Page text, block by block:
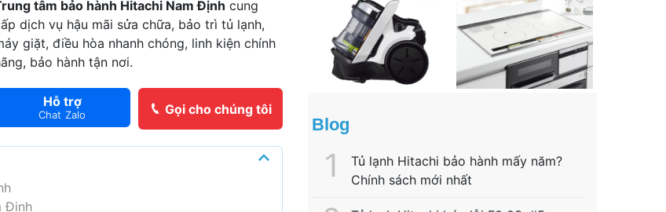
tâm bảo hành Hitachi Nam Định cung
dịch vụ hậu mãi sửa chữa, bảo trì tủ lạnh,
giặt, điều hòa nhanh chóng, linh kiện chính
bảo hành tận nơi.
Gọi cho chúng tôi
Hỗ trợ
Chat Zalo
Định
Blog
Tủ lạnh Hitachi bảo hành mấy năm?
Chính sách mới nhất